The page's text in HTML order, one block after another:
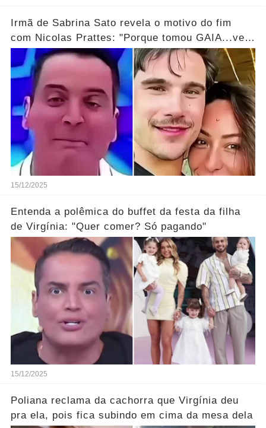
Irmã de Sabrina Sato revela o motivo do fim
com Nicolas Prattes: "Porque tomou GAIA...ver
mais!
15/12/2025
Entenda a polêmica do buffet da festa da filha
de Virgínia: "Quer comer? Só pagando"
15/12/2025
Poliana reclama da cachorra que Virgínia deu
pra ela, pois fica subindo em cima da mesa dela